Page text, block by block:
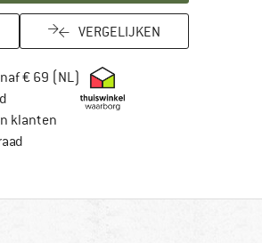
VERGELIJKEN
€ 69 (NL) Vind hier de
Vind de betalingsinformatie hier! Opent in
klanten